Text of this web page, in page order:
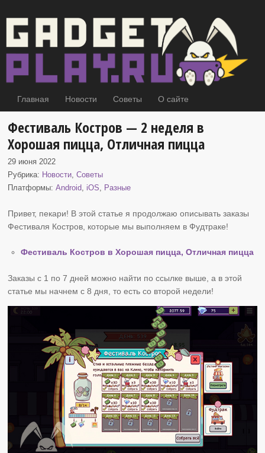
Главная Новости Советы О сайте
Фестиваль Костров — 2 неделя в
Хорошая пицца, Отличная пицца
29 июня 2022
Рубрика: Новости,Советы
Платформы:Android, iOS, Разные
Привет, пекари! В этой статье я продолжаю описывать заказы
Фестиваля Костров , которые мы выполняем в Фудтраке!
Фестиваль Костров в Хорошая пицца, Отличная пицца
Заказы с 1 по 7 дней можно найти по ссылке выше, а в этой
статье мы начнем с 8 дня, то есть со второй недели!